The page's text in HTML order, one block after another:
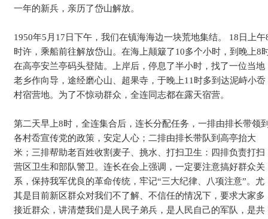
一年的新兵，亲历了岱山解放。
1950年5月 17 日下午，我们在镇海海边一块荒地集结。 18 日上午
时许，乘船前往解放岱山。在海上颠簸了10多个小时，到晚上8
在高亭安兰亭码头登陆。上岸后，停息了半小时，找了一位当地
老乡作向导，途经磨心山、超果寺，于晚上11时多到达泥峙小岙
村宿营地。为了不惊动群众，全连同志都在露天宿营。
第二天早上8时，全连集合后，连长分配任务，一排由排长带领
各村岙宣传党的政策，安定人心；二排由排长带队到高亭抬大
米；三排帮助老百姓收割麦子、挑水、打扫卫生：四排负责打扫
营区卫生和部队警卫。连长在会上强调，一定要注意搞好群众关
系，保持我军优良的革命传统，牢记“三大纪律、八项注意”。尤
其是目前新区群众对我们不了解、不信任的情况下，要求大家多
接近群众，讲清楚我们是人民子弟兵，是人民自己的军队，是共